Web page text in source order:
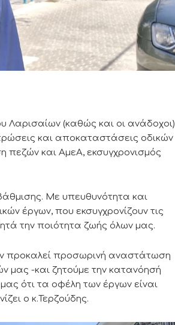
Λαρισαίων (καθώς και οι ανάδοχοι)
και αποκαταστάσεις οδικών
και ΑμεΑ, εκσυγχρονισμός
Με υπευθυνότητα και
έργων, που εκσυγχρονίζουν τις
την ποιότητα ζωής όλων μας.
προκαλεί προσωρινή αναστάτωση
μας -και ζητούμε την κατανόησή
ότι τα οφέλη των έργων είναι
ο κ.Τερζούδης.